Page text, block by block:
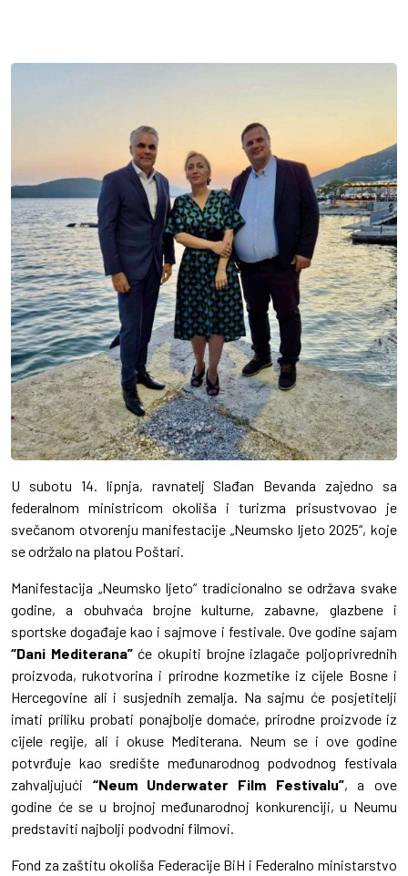
U subotu 14. lipnja, ravnatelj Slađan Bevanda zajedno sa
federalnom ministricom okoliša i turizma prisustvovao je
svečanom otvorenju manifestacije „Neumsko ljeto 2025“, koje
se održalo na platou Poštari.
Manifestacija „Neumsko ljeto“ tradicionalno se održava svake
godine, a obuhvaća brojne kulturne, zabavne, glazbene i
sportske događaje kao i sajmove i festivale. Ove godine sajam
“Dani Mediterana”će okupiti brojne izlagače poljoprivrednih
proizvoda, rukotvorina i prirodne kozmetike iz cijele Bosne i
Hercegovine ali i susjednih zemalja. Na sajmu će posjetitelji
imati priliku probati ponajbolje domaće, prirodne proizvode iz
cijele regije, ali i okuse Mediterana. Neum se i ove godine
potvrđuje kao središte međunarodnog podvodnog festivala
zahvaljujući “Neum Underwater Film Festivalu”, a ove
godine će se u brojnoj međunarodnoj konkurenciji, u Neumu
predstaviti najbolji podvodni filmovi.
Fond za zaštitu okoliša Federacije BiH i Federalno ministarstvo